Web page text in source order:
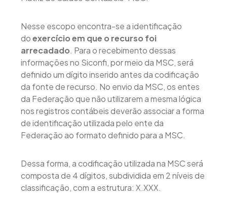
Nesse escopo encontra-se a identificação
doexercício em que o recurso foi
arrecadado. Para o recebimento dessas
informações no Siconfi, por meio da MSC, será
definido um dígito inserido antes da codificação
da fonte de recurso. No envio da MSC, os entes
da Federação que não utilizarem a mesma lógica
nos registros contábeis deverão associar a forma
de identificação utilizada pelo ente da
Federação ao formato definido para a MSC.
Dessa forma, a codificação utilizada na MSC será
composta de 4 dígitos, subdividida em 2 níveis de
classificação, com a estrutura: X.XXX.